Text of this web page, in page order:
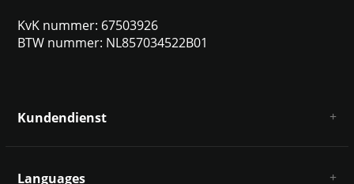
KvK nummer: 67503926
BTW nummer: NL857034522B01
Kundendienst
Haftungsausschluss und Datenschutz
Languages